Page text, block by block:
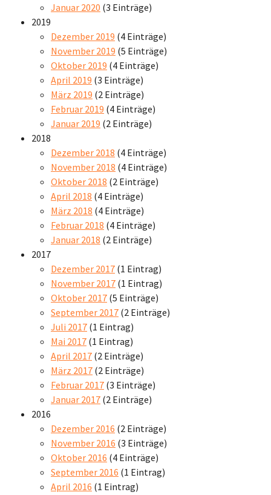
Januar 2020 (3 Einträge)
2019
Dezember 2019 (4 Einträge)
November 2019 (5 Einträge)
Oktober 2019 (4 Einträge)
April 2019 (3 Einträge)
März 2019 (2 Einträge)
Februar 2019 (4 Einträge)
Januar 2019 (2 Einträge)
2018
Dezember 2018 (4 Einträge)
November 2018 (4 Einträge)
Oktober 2018 (2 Einträge)
April 2018 (4 Einträge)
März 2018 (4 Einträge)
Februar 2018 (4 Einträge)
Januar 2018 (2 Einträge)
2017
Dezember 2017 (1 Eintrag)
November 2017 (1 Eintrag)
Oktober 2017 (5 Einträge)
September 2017 (2 Einträge)
Juli 2017 (1 Eintrag)
Mai 2017 (1 Eintrag)
April 2017 (2 Einträge)
März 2017 (2 Einträge)
Februar 2017 (3 Einträge)
Januar 2017 (2 Einträge)
2016
Dezember 2016 (2 Einträge)
November 2016 (3 Einträge)
Oktober 2016 (4 Einträge)
September 2016 (1 Eintrag)
April 2016 (1 Eintrag)